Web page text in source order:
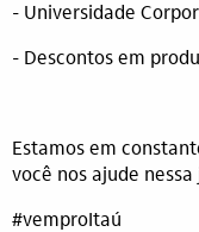
- Universidade
- Descontos em
Estamos em
você nos ajude
#vemproItaú